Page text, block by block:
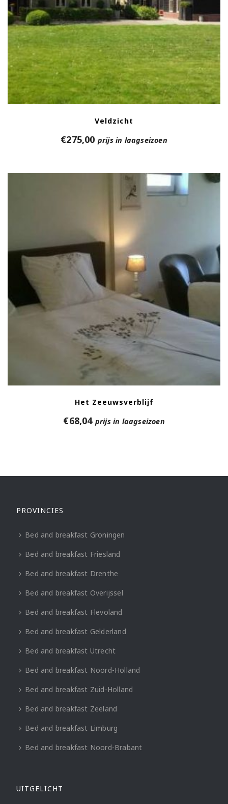
Veldzicht
€275,00 prijs in laagseizoen
Het Zeeuwsverblijf
€68,04 prijs in laagseizoen
PROVINCIES
Bed and breakfast Groningen
Bed and breakfast Friesland
Bed and breakfast Drenthe
Bed and breakfast Overijssel
Bed and breakfast Flevoland
Bed and breakfast Gelderland
Bed and breakfast Utrecht
Bed and breakfast Noord-Holland
Bed and breakfast Zuid-Holland
Bed and breakfast Zeeland
Bed and breakfast Limburg
Bed and breakfast Noord-Brabant
UITGELICHT